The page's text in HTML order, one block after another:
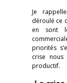
Je
déroulé ce
en sont
priorités
crise
productif.